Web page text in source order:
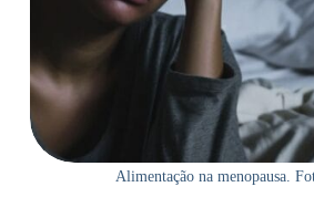
Alimentação na menopausa.